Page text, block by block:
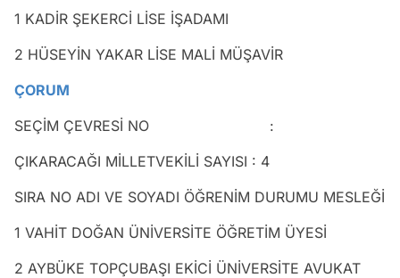
1 KADİR ŞEKERCİ LİSE İŞADAMI
2 HÜSEYİN YAKAR LİSE MALİ MÜŞAVİR
ÇORUM
SEÇİM ÇEVRESİ NO :
ÇIKARACAĞI MİLLETVEKİLİ SAYISI : 4
SIRA NO ADI VE SOYADI ÖĞRENİM DURUMU MESLEĞİ
1 VAHİT DOĞAN ÜNİVERSİTE ÖĞRETİM ÜYESİ
2 AYBÜKE TOPÇUBAŞI EKİCİ ÜNİVERSİTE AVUKAT